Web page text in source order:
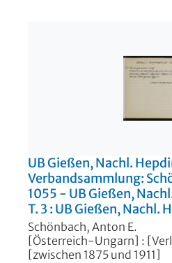
UB Gießen, Nachl.
Verbandsammlung:
1055 - UB Gießen,
T. 3 : UB Gießen, Nachl.
646-1055
Schönbach, Anton E.
[Österreich-Ungarn] :
[zwischen 1875 und 1911]